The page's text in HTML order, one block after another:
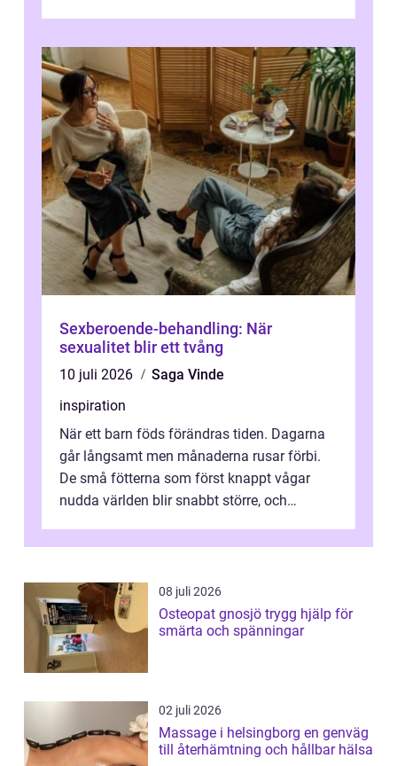
Sexberoende-behandling: När
sexualitet blir ett tvång
10 juli 2026
Saga Vinde
inspiration
När ett barn föds förändras tiden. Dagarna
går långsamt men månaderna rusar förbi.
De små fötterna som först knappt vågar
nudda världen blir snabbt större, och
08 juli 2026
Osteopat gnosjö trygg hjälp för
smärta och spänningar
02 juli 2026
Massage i helsingborg en genväg
till återhämtning och hållbar hälsa